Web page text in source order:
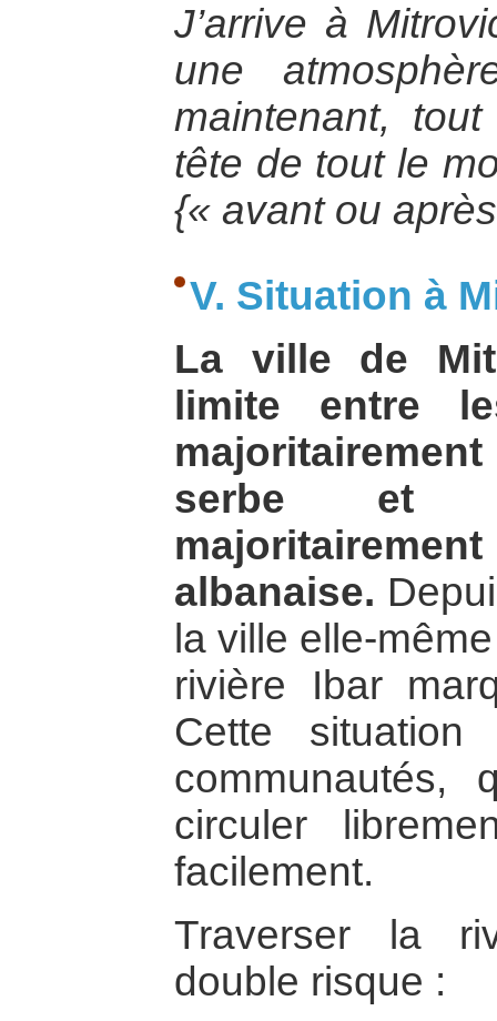
J’arrive à
une
maintenant,
tête de tout le
{« avant ou
V. Situation à
La ville de
limite entre
serbe et
albanaise.
la ville elle-
rivière Ibar
Cette
communautés,
circuler
facilement.
Traverser la
double risque :